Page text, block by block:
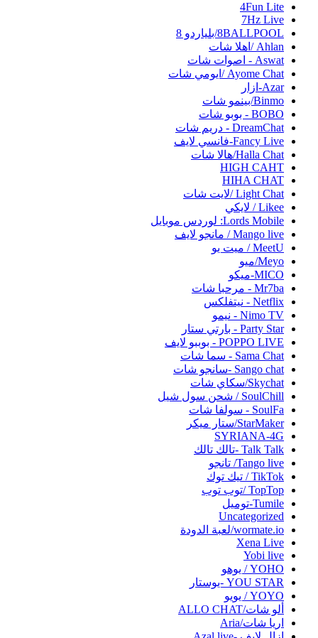
4Fun Lite
7Hz Live
8BALLPOOL/بلياردو 8
Ahlan /اهلا شات
Aswat - اصوات شات
Ayome Chat /ايومي شات
Azar-ازار
Binmo/بينمو شات
BOBO - بوبو شات
DreamChat - دريم شات
Fancy Live-فانسي لايف
Halla Chat/هالا شات
HIGH CAHT
HIHA CHAT
Light Chat /لايت شات
Likee / لايكي
Lords Mobile: لوردس موبايل
Mango live / مانجو لايف
MeetU / ميت يو
Meyo/ميو
MICO-ميكو
Mr7ba - مرحبا شات
Netflix - نيتفلكس
Nimo TV - نيمو
Party Star - بارتي ستار
POPPO LIVE - بوببو لايف
Sama Chat - سما شات
Sango chat -سانجو شات
Skychat/سكاي شات
SoulChill / شحن سول شيل
SoulFa - سولفا شات
StarMaker/ستار ميكر
SYRIANA-4G
Talk Talk -تالك تالك
Tango live/ تانجو
TikTok / تيك توك
TopTop /توب توب
Tumile-توميل
Uncategorized
wormate.io/لعبة الدودة
Xena Live
Yobi live‏
YOHO / يوهو
YOU STAR -يوستار
YOYO / يويو
ألو شات/ALLO CHAT
اريا شات/Aria